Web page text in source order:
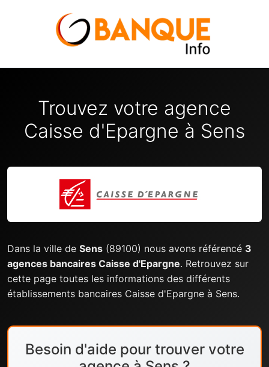
Trouvez votre agence
Caisse d'Epargne à Sens
Dans la ville de Sens (89100) nous avons référencé 3
agences bancaires Caisse d'Epargne. Retrouvez sur
cette page toutes les informations des différents
établissements bancaires Caisse d'Epargne à Sens.
Besoin d'aide pour trouver votre